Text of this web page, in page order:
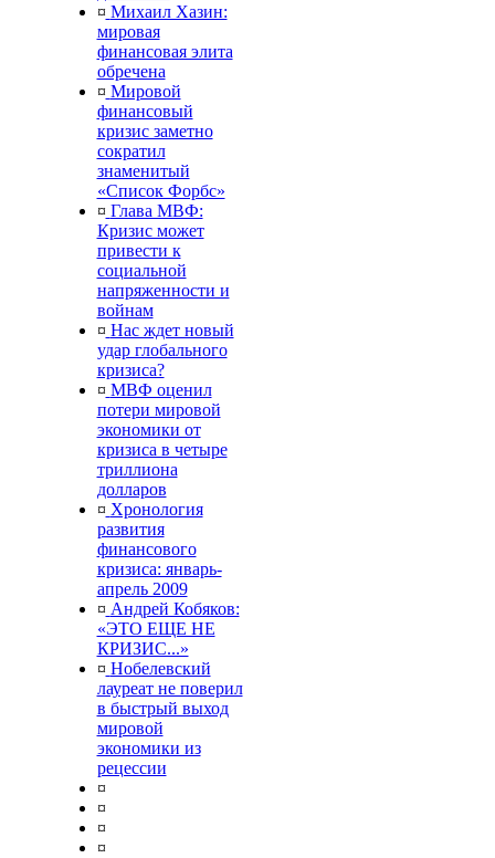
¤ Михаил Хазин:
мировая
финансовая элита
обречена
¤ Мировой
финансовый
кризис заметно
сократил
знаменитый
«Список Форбс»
¤ Глава МВФ:
Кризис может
привести к
социальной
напряженности и
войнам
¤ Нас ждет новый
удар глобального
кризиса?
¤ МВФ оценил
потери мировой
экономики от
кризиса в четыре
триллиона
долларов
¤ Хронология
развития
финансового
кризиса: январь-
апрель 2009
¤ Андрей Кобяков:
«ЭТО ЕЩЕ НЕ
КРИЗИС...»
¤ Нобелевский
лауреат не поверил
в быстрый выход
мировой
экономики из
рецессии
¤
¤
¤
¤